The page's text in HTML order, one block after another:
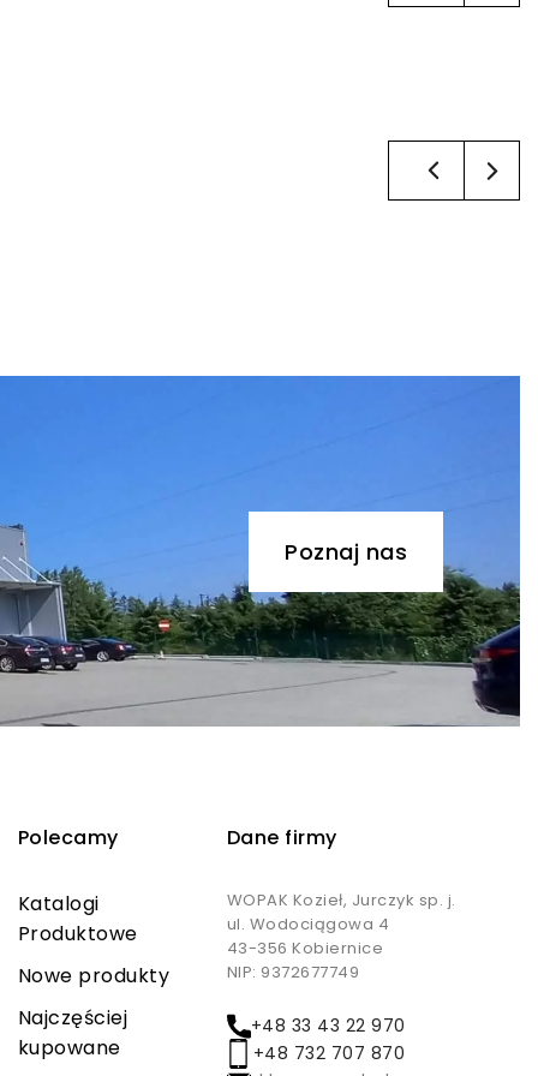
Poznaj nas
Dane firmy
WOPAK Kozieł, Jurczyk sp. j.
ul. Wodociągowa 4
43-356 Kobiernice
NIP: 9372677749
+48 33 43 22 970
+48 732 707 870
Polecamy
Katalogi
Produktowe
Nowe produkty
Najczęściej
kupowane